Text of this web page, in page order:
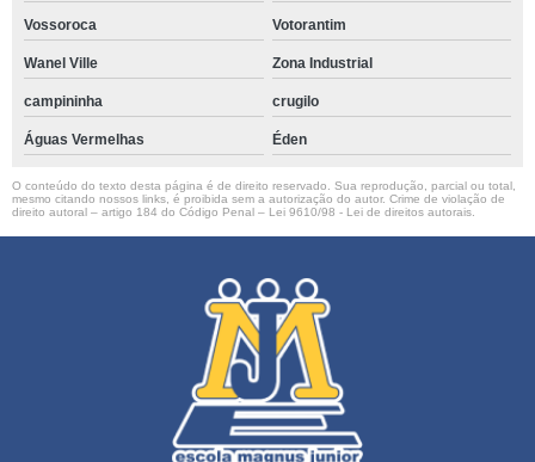
Vossoroca Votorantim
Wanel Ville Zona Industrial
campininha crugilo
Águas Vermelhas Éden
O conteúdo do texto desta página é de direito reservado. Sua reprodução, parcial ou total,
mesmo citando nossos links, é proibida sem a autorização do autor. Crime de violação de
direito autoral – artigo 184 do Código Penal – Lei 9610/98 - Lei de direitos autorais